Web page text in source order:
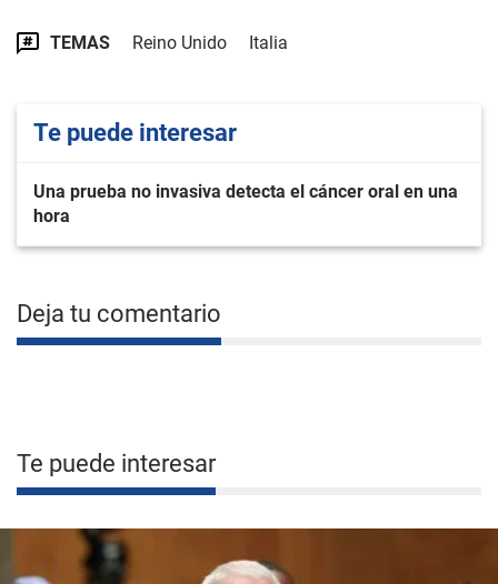
TEMAS Reino Unido Italia
Te puede interesar
Una prueba no invasiva detecta el cáncer oral en una
hora
Deja tu comentario
Te puede interesar